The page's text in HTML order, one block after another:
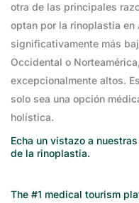
otra de las principales
optan por la rinoplastia en
significativamente más
Occidental o
excepcionalmente altos.
solo sea una opción
holística.
Echa un vistazo a nuestras
de la rinoplastia.
The #1 medical tourism